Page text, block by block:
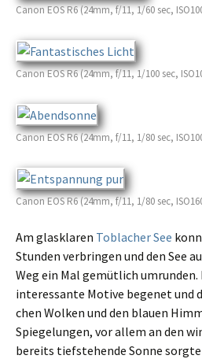
Canon EOS R6 (24mm, f/11, 1/60 sec,
Canon EOS R6 (24mm, f/11, 1/100 sec,
Canon EOS R6 (24mm, f/11, 1/80 sec,
Canon EOS R6 (24mm, f/11, 1/80 sec,
Am glaskla­ren Toblacher See
Stunden verbrin­gen und den See
Weg ein Mal gemüt­lich umrun­den.
inter­es­san­te Motive begenet und
chen Wolken und den blauen
Spiegelungen, vor allem an den
bereits tiefstehen­de Sonne